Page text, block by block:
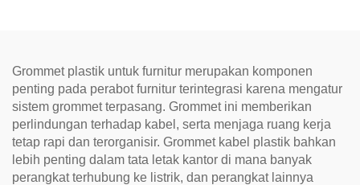
Grommet plastik untuk furnitur merupakan komponen
penting pada perabot furnitur terintegrasi karena mengatur
sistem grommet terpasang. Grommet ini memberikan
perlindungan terhadap kabel, serta menjaga ruang kerja
tetap rapi dan terorganisir. Grommet kabel plastik bahkan
lebih penting dalam tata letak kantor di mana banyak
perangkat terhubung ke listrik, dan perangkat lainnya